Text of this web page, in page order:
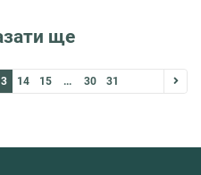
ще
14 15 ... 30 31